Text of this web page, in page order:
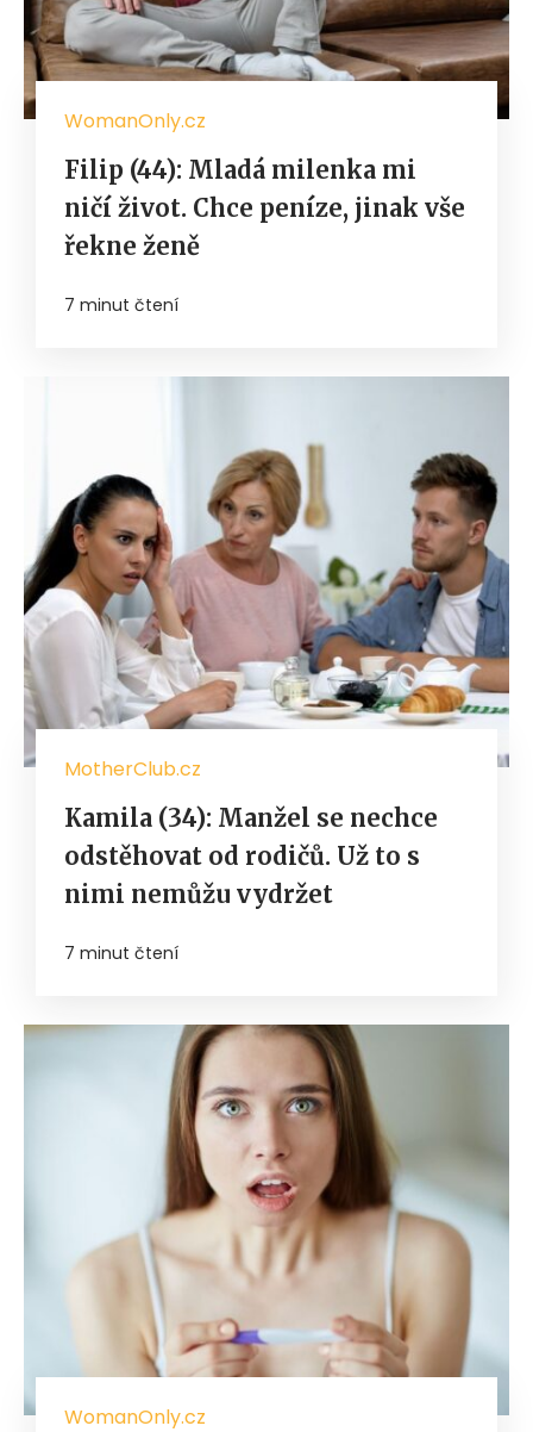
WomanOnly.cz
Filip (44): Mladá milenka mi
ničí život. Chce peníze, jinak vše
řekne ženě
7 minut čtení
MotherClub.cz
Kamila (34): Manžel se nechce
odstěhovat od rodičů. Už to s
nimi nemůžu vydržet
7 minut čtení
WomanOnly.cz